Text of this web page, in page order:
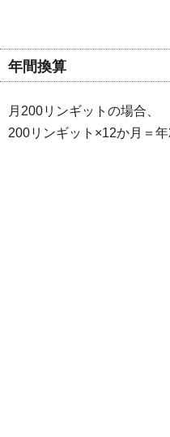
年間換算
月200リンギットの場合、
200リンギット×12か月＝